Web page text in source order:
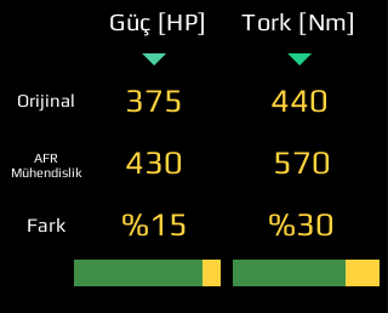
Güç [HP] Tork [Nm]
Orijinal 375 440
AFR
Mühendislik
430 570
Fark %15 %30